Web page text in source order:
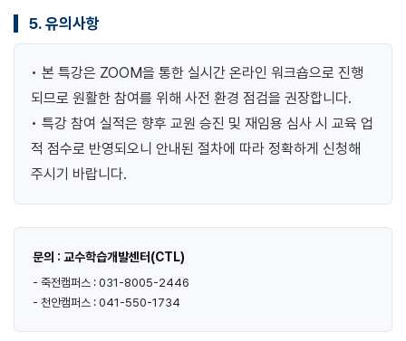
5. 유의사항
• 본 특강은 ZOOM을 통한 실시간 온라인 워크숍으로 진행
되므로 원활한 참여를 위해 사전 환경 점검을 권장합니다.
• 특강 참여 실적은 향후 교원 승진 및 재임용 심사 시 교육 업
적 점수로 반영되오니 안내된 절차에 따라 정확하게 신청해
주시기 바랍니다.
문의 : 교수학습개발센터(CTL)
- 죽전캠퍼스 : 031-8005-2446
- 천안캠퍼스 : 041-550-1734